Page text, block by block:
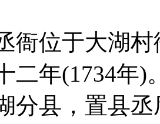
衙位于大湖
二年(1734年)
分县，置县